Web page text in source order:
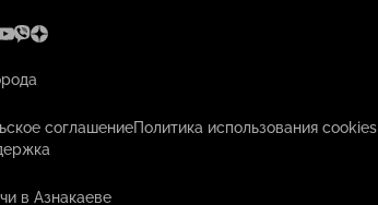
соглашениеПолитика использования cookies
в Азнакаеве